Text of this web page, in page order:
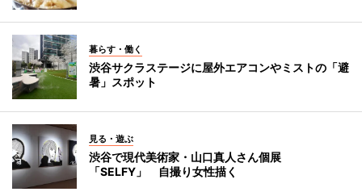
暮らす・働く
渋谷サクラステージに屋外エアコンやミストの「避
暑」スポット
見る・遊ぶ
渋谷で現代美術家・山口真人さん個展
「SELFY」 自撮り女性描く